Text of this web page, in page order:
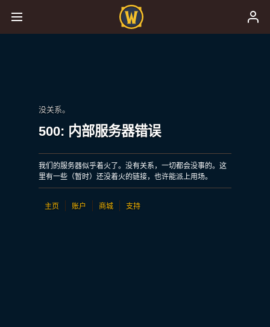
没关系。
500: 内部服务器错误
我们的服务器似乎着火了。没有关系，一切都会没事的。这
里有一些（暂时）还没着火的链接，也许能派上用场。
主页 账户 商城 支持